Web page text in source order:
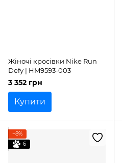
Жіночі кросівки Nike Run
Defy | HM9593-003
3 352 грн
Купити
−8%
6